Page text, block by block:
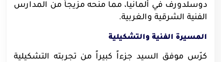
دوسلدورف في ألمانيا، مما منحه مزيجاً من المدارس
الفنية الشرقية والغربية.
المسيرة الفنية والتشكيلية
كرّس موفق السيد جزءاً كبيراً من تجربته التشكيلية